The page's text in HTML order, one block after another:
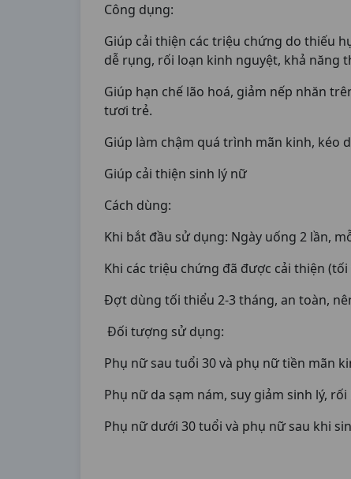
Công dụng:
Giúp cải thiện các triệu chứng do thiếu
dễ rụng, rối loạn kinh nguyệt, khả năng
Giúp hạn chế lão hoá, giảm nếp nhăn
tươi trẻ.
Giúp làm chậm quá trình mãn kinh, kéo
Giúp cải thiện sinh lý nữ
Cách dùng:
Khi bắt đầu sử dụng: Ngày uống 2 lần,
Khi các triệu chứng đã được cải thiện
Đợt dùng tối thiểu 2-3 tháng, an toàn,
Đối tượng sử dụng:
Phụ nữ sau tuổi 30 và phụ nữ tiền mãn
Phụ nữ da sạm nám, suy giảm sinh lý,
Phụ nữ dưới 30 tuổi và phụ nữ sau khi